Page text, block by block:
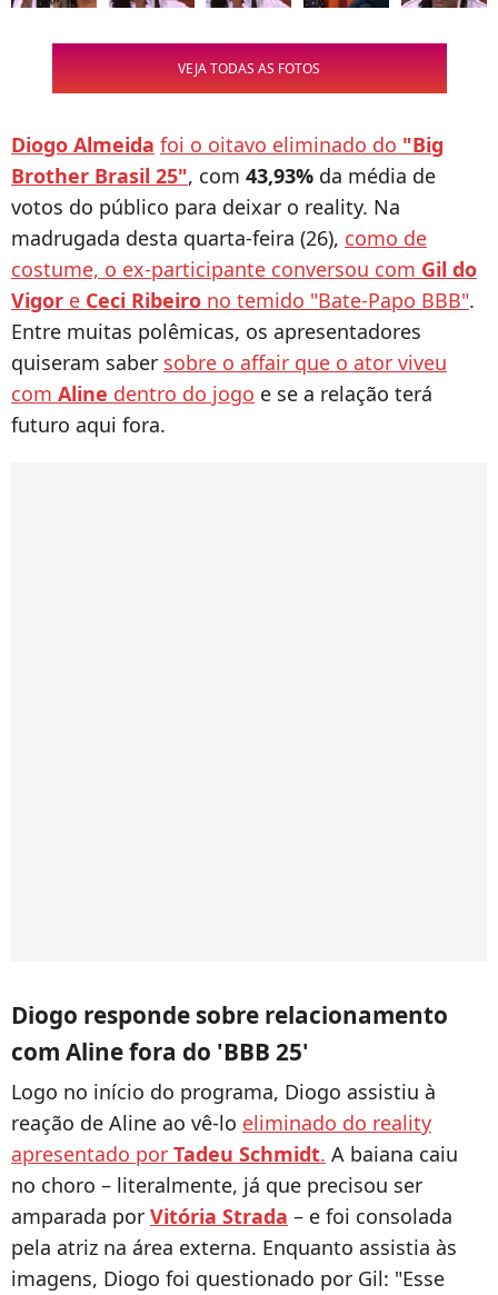
VEJA TODAS AS FOTOS
Diogo Almeida foi o oitavo eliminado do "Big
Brother Brasil 25", com 43,93% da média de
votos do público para deixar o reality. Na
madrugada desta quarta-feira (26), como de
costume, o ex-participante conversou com Gil do
Vigor e Ceci Ribeiro no temido "Bate-Papo BBB".
Entre muitas polêmicas, os apresentadores
quiseram saber sobre o affair que o ator viveu
com Aline dentro do jogo e se a relação terá
futuro aqui fora.
Diogo responde sobre relacionamento
com Aline fora do 'BBB 25'
Logo no início do programa, Diogo assistiu à
reação de Aline ao vê-lo eliminado do reality
apresentado por Tadeu Schmidt. A baiana caiu
no choro – literalmente, já que precisou ser
amparada por Vitória Strada – e foi consolada
pela atriz na área externa. Enquanto assistia às
imagens, Diogo foi questionado por Gil: "Esse